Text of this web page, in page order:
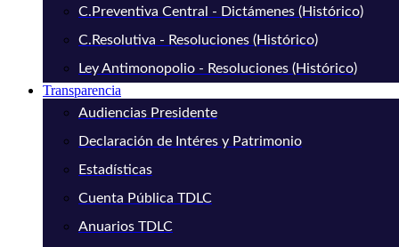
C.Preventiva Central - Dictámenes (Histórico)
C.Resolutiva - Resoluciones (Histórico)
Ley Antimonopolio - Resoluciones (Histórico)
Transparencia
Audiencias Presidente
Declaración de Intéres y Patrimonio
Estadísticas
Cuenta Pública TDLC
Anuarios TDLC